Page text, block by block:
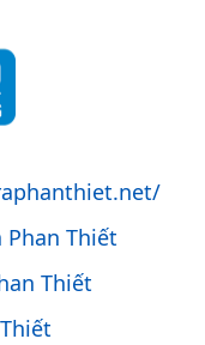
Phan Thiết
Thiết